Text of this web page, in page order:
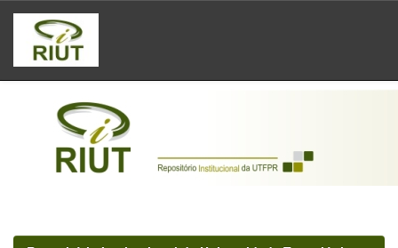
Skip
navigation